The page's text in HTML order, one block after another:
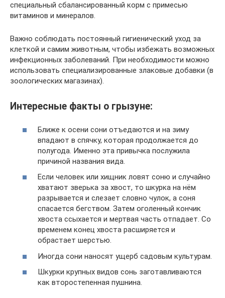
специальный сбалансированный корм с примесью
витаминов и минералов.
Важно соблюдать постоянный гигиенический уход за
клеткой и самим животным, чтобы избежать возможных
инфекционных заболеваний. При необходимости можно
использовать специализированные злаковые добавки (в
зоологических магазинах).
Интересные факты о грызуне:
Ближе к осени сони отъедаются и на зиму
впадают в спячку, которая продолжается до
полугода. Именно эта привычка послужила
причиной названия вида.
Если человек или хищник ловят соню и случайно
хватают зверька за хвост, то шкурка на нём
разрывается и слезает словно чулок, а соня
спасается бегством. Затем оголенный кончик
хвоста ссыхается и мертвая часть отпадает. Со
временем конец хвоста расширяется и
обрастает шерстью.
Иногда сони наносят ущерб садовым культурам.
Шкурки крупных видов сонь заготавливаются
как второстепенная пушнина.